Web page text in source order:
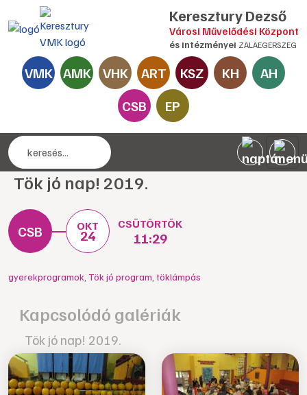
Keresztury Dezső
Városi Művelődési Központ
és intézményei ZALAEGERSZEG
VMK AMK VHK ART KSZ KH
AH
CSB
EP
Tök jó nap! 2019.
OKT
24
CSÜTÖRTÖK
11:29
gyerekprogramok Tök jó program töklámpás
Kapcsolódó galériák
Tök jó nap! 2019.